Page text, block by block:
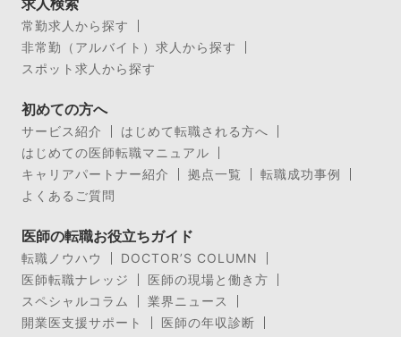
求人検索
常勤求人から探す
非常勤（アルバイト）求人から探す
スポット求人から探す
初めての方へ
サービス紹介
はじめて転職される方へ
はじめての医師転職マニュアル
キャリアパートナー紹介
拠点一覧
転職成功事例
よくあるご質問
医師の転職お役立ちガイド
転職ノウハウ
DOCTOR’S COLUMN
医師転職ナレッジ
医師の現場と働き方
スペシャルコラム
業界ニュース
開業医支援サポート
医師の年収診断